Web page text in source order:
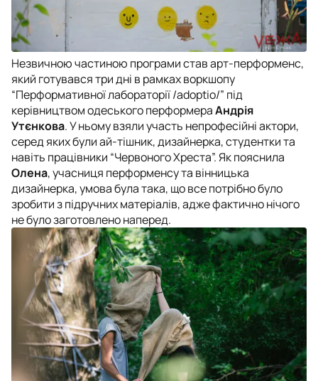
Незвичною частиною програми став арт-перформенс,
який готувався три дні в рамках воркшопу
“Перформативної лабораторії /adoptio/” під
керівництвом одеського перформераАндрія
Утєнкова. У ньому взяли участь непрофесійні актори,
серед яких були ай-тішник, дизайнерка, студентки та
навіть працівники “Червоного Хреста”. Як пояснила
Олена, учасниця перформенсу та вінницька
дизайнерка, умова була така, що все потрібно було
зробити з підручних матеріалів, адже фактично нічого
не було заготовлено наперед.